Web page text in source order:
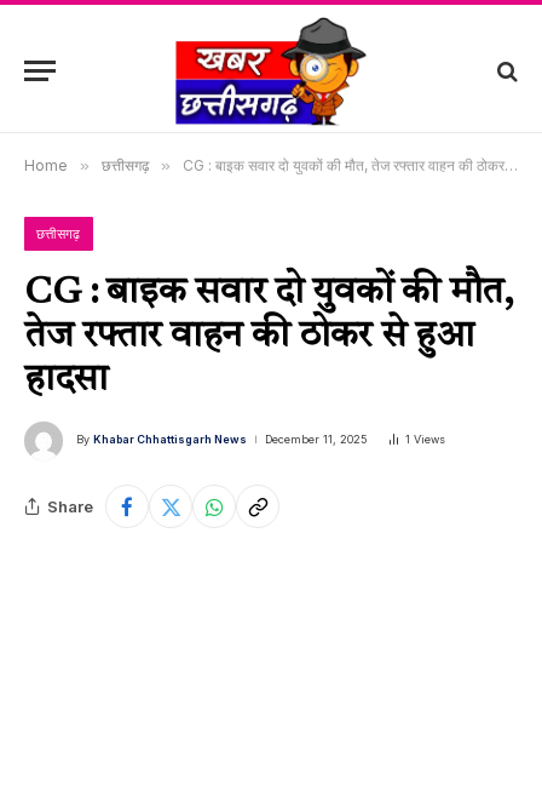
Home » छत्तीसगढ़ » CG : बाइक सवार दो युवकों की मौत, तेज रफ्तार वाहन की ठोकर से हुआ हादसा
छत्तीसगढ़
CG : बाइक सवार दो युवकों की मौत,
तेज रफ्तार वाहन की ठोकर से हुआ
हादसा
By Khabar Chhattisgarh News December 11, 2025 1 Views
Share